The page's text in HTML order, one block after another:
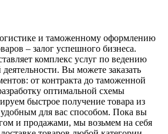
и таможенному оформлению
– залог успешного бизнеса.
комплекс услуг по ведению
Вы можете заказать
от контракта до таможенной
оптимальной схемы
быстрое получение товара из
для вас способом. Пока вы
и продажами, мы возьмем на себя